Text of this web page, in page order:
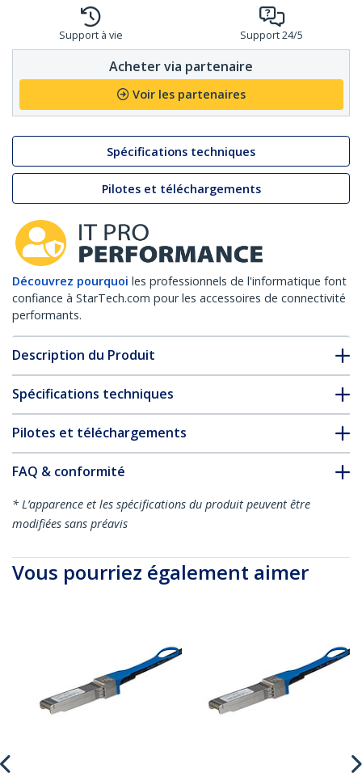
Support à vie Support 24/5
Acheter via partenaire
Voir les partenaires
Spécifications techniques
Pilotes et téléchargements
Découvrez pourquoi les professionnels de l'informatique font
confiance à StarTech.com pour les accessoires de connectivité
performants.
Description du Produit
Spécifications techniques
Pilotes et téléchargements
FAQ & conformité
* L’apparence et les spécifications du produit peuvent être
modifiées sans préavis
Vous pourriez également aimer